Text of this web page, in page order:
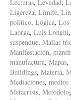
Lecturas, Levedad,
Ligereza, Límite,
político, Lógica, Los
Laorga, Luis Longhi,
suspendue, Mallas
Manifestación,
manufactura, Mapas,
Buildings, Materia,
Mediaciones, medios
Metacrisis,